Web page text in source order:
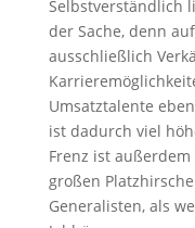
Selbstverständlich
der Sache, denn
ausschließlich
Umsatztalente
ist dadurch viel
Frenz ist außerdem
großen
Generalisten, als